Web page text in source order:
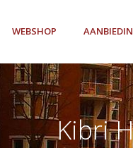
WEBSHOP
Kibri